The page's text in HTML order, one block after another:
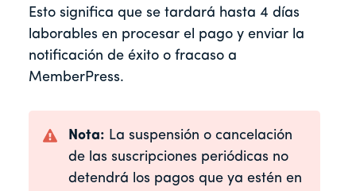
Esto significa que se tardará hasta 4 días
laborables en procesar el pago y enviar la
notificación de éxito o fracaso a
MemberPress.
Nota: La suspensión o cancelación
de las suscripciones periódicas no
detendrá los pagos que ya estén en